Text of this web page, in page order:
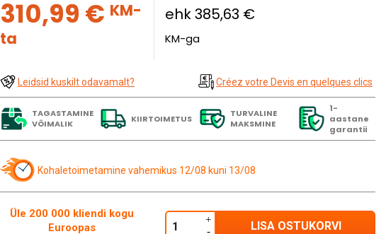
310,99 € KM-
ta
ehk 385,63 €
KM-ga
Leidsid kuskilt odavamalt? Créez votre Devis en quelques clics
TAGASTAMINE
VÕIMALIK
KIIRTOIMETUS
TURVALINE
MAKSMINE
1-
aastane
garantii
Kohaletoimetamine vahemikus 12/08 kuni 13/08
Üle 200 000 kliendi kogu
Euroopas
LISA OSTUKORVI